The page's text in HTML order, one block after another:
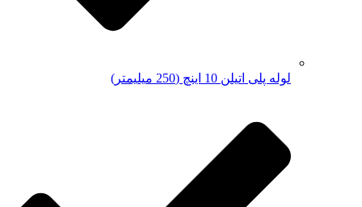
لوله پلی اتیلن 10 اینچ (250 میلیمتر)